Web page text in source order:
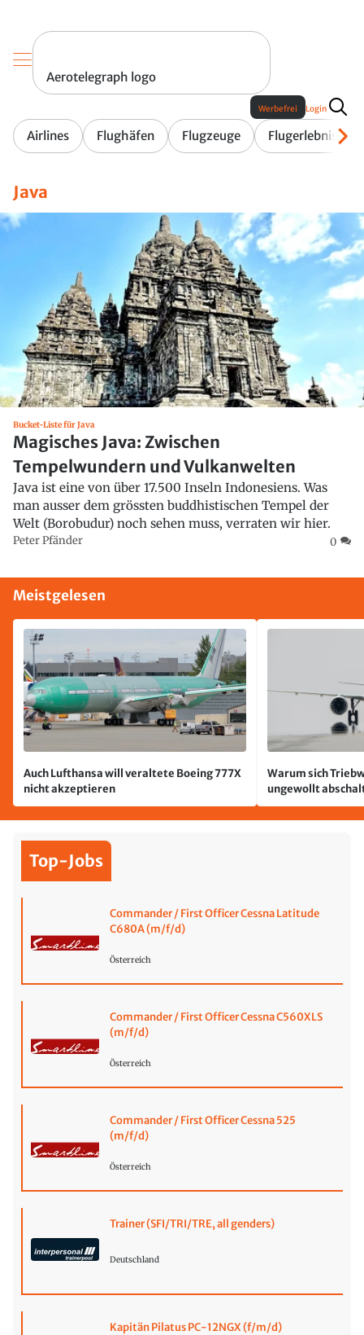
Aerotelegraph logo
Airlines Flughäfen Flugzeuge Flugerlebnis
Werbefrei Login
Java
Bucket-Liste für Java
Magisches Java: Zwischen
Tempelwundern und Vulkanwelten
Java ist eine von über 17.500 Inseln Indonesiens. Was
man ausser dem grössten buddhistischen Tempel der
Welt (Borobudur) noch sehen muss, verraten wir hier.
Peter Pfänder 0
Meistgelesen
Auch Lufthansa will veraltete Boeing 777X
nicht akzeptieren
Warum sich
ungewollt
passiert
Top-Jobs
Commander / First Officer Cessna Latitude
C680A (m/f/d)
Österreich
Commander / First Officer Cessna C560XLS
(m/f/d)
Österreich
Commander / First Officer Cessna 525
(m/f/d)
Österreich
Trainer (SFI/TRI/TRE, all genders)
Deutschland
Kapitän Pilatus PC-12NGX (f/m/d)